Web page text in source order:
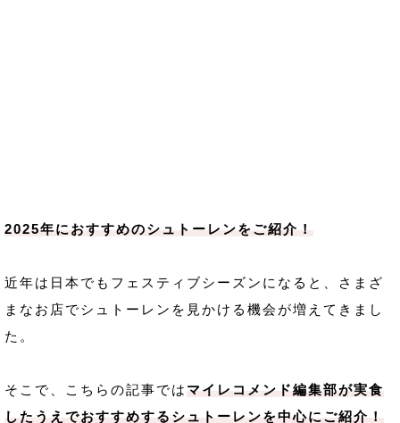
2025年におすすめのシュトーレンをご紹介！
近年は日本でもフェスティブシーズンになると、さまざ
まなお店でシュトーレンを見かける機会が増えてきまし
た。
そこで、こちらの記事では マイレコメンド編集部が実食
したうえでおすすめするシュトーレンを中心にご紹介！